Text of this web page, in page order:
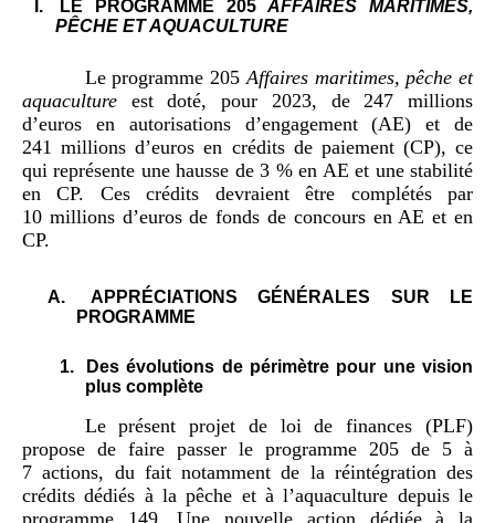
I. LE PROGRAMME 205AFFAIRES MARITIMES,
PÊCHE ET AQUACULTURE
Le programme 205 Affaires maritimes, pêche et
aquaculture est doté, pour 2023, de 247 millions
d’euros en autorisations d’engagement (AE) et de
241 millions d’euros en crédits de paiement (CP), ce
qui représente une hausse de 3 % en AE et une stabilité
en CP. Ces crédits devraient être complétés par
10 millions d’euros de fonds de concours en AE et en
CP.
A.
APPRÉCIATIONS GÉNÉRALES SUR LE
PROGRAMME
1.
Des évolutions de périmètre pour une vision
plus complète
Le présent projet de loi de finances (PLF)
propose de faire passer le programme 205 de 5 à
7 actions, du fait notamment de la réintégration des
crédits dédiés à la pêche et à l’aquaculture depuis le
programme 149. Une nouvelle action dédiée à la